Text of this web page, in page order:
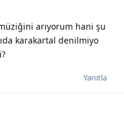
arıyorum hani şu
karakartal denilmiyo
Yanıtla